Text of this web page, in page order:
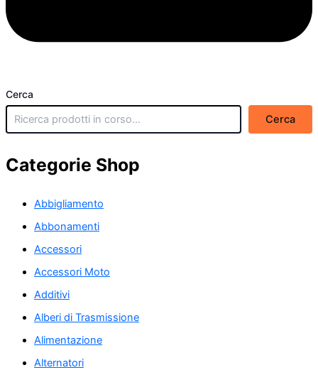
Cerca
Cerca
Categorie Shop
Abbigliamento
Abbonamenti
Accessori
Accessori Moto
Additivi
Alberi di Trasmissione
Alimentazione
Alternatori